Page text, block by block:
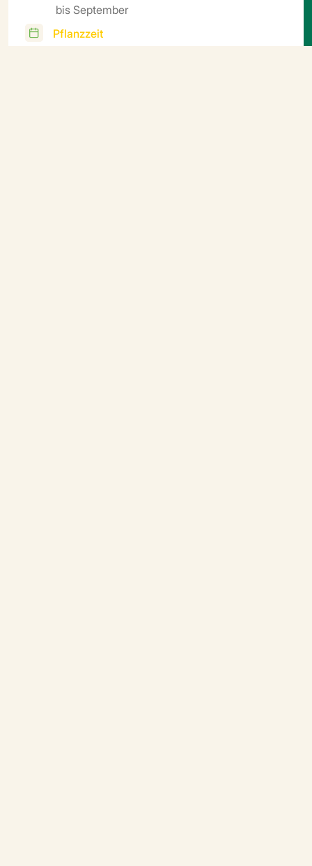
bis September
Pflanzzeit